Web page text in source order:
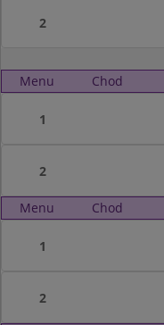
2
Menu Chod
1
2
Menu Chod
1
2